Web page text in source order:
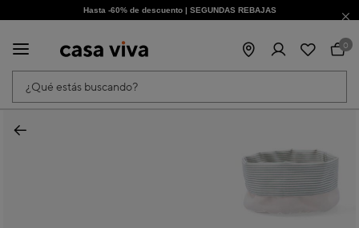
Hasta -60% de descuento | SEGUNDAS REBAJAS
¡Obtén un -10% extra al suscribirte ahora!
¿Qué estás buscando?
0